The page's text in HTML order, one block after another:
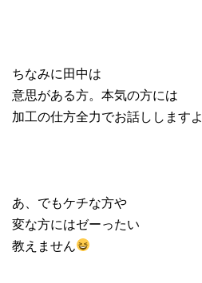
ちなみに田中は
意思がある方。本気の方には
加工の仕方全力でお話ししますよ
あ、でもケチな方や
変な方にはゼーったい
教えません